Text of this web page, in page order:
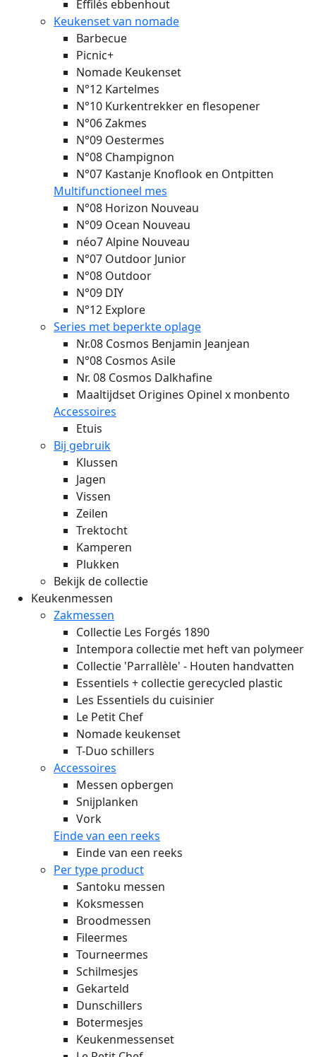
Effilés ebbenhout
Keukenset van nomade
Barbecue
Picnic+
Nomade Keukenset
N°12 Kartelmes
N°10 Kurkentrekker en flesopener
N°06 Zakmes
N°09 Oestermes
N°08 Champignon
N°07 Kastanje Knoflook en Ontpitten
Multifunctioneel mes
N°08 Horizon Nouveau
N°09 Ocean Nouveau
néo7 Alpine Nouveau
N°07 Outdoor Junior
N°08 Outdoor
N°09 DIY
N°12 Explore
Series met beperkte oplage
Nr.08 Cosmos Benjamin Jeanjean
N°08 Cosmos Asile
Nr. 08 Cosmos Dalkhafine
Maaltijdset Origines Opinel x monbento
Accessoires
Etuis
Bij gebruik
Klussen
Jagen
Vissen
Zeilen
Trektocht
Kamperen
Plukken
Bekijk de collectie
Keukenmessen
Zakmessen
Collectie Les Forgés 1890
Intempora collectie met heft van polymeer
Collectie 'Parrallèle' - Houten handvatten
Essentiels + collectie gerecycled plastic
Les Essentiels du cuisinier
Le Petit Chef
Nomade keukenset
T-Duo schillers
Accessoires
Messen opbergen
Snijplanken
Vork
Einde van een reeks
Einde van een reeks
Per type product
Santoku messen
Koksmessen
Broodmessen
Fileermes
Tourneermes
Schilmesjes
Gekarteld
Dunschillers
Botermesjes
Keukenmessenset